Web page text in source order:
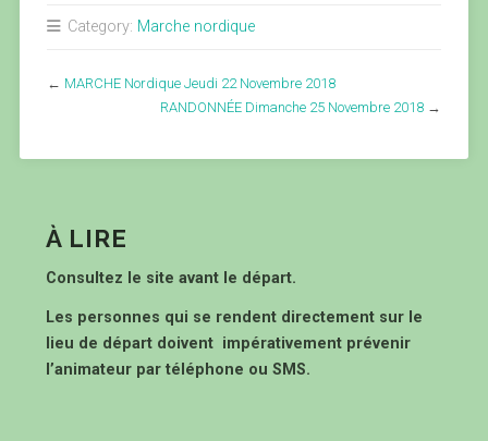
Category: Marche nordique
← MARCHE Nordique Jeudi 22 Novembre 2018
RANDONNÉE Dimanche 25 Novembre 2018 →
À LIRE
Consultez le site avant le départ.
Les personnes qui se rendent directement sur le
lieu de départ doivent impérativement prévenir
l’animateur par téléphone ou SMS.